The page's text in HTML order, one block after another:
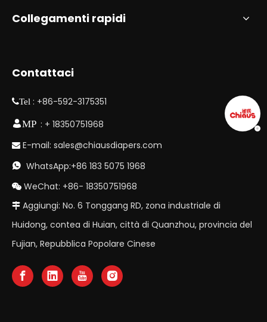
Collegamenti rapidi
Contattaci
Tel : +86-592-3175351
MP : + 18350751968
 E-mail: sales@chiausdiapers.com
 WhatsApp:+86 183 5075 1968
 WeChat: +86- 18350751968
 Aggiungi: No. 6 Tonggang RD, zona industriale di
Huidong, contea di Huian, città di Quanzhou, provincia del
Fujian, Repubblica Popolare Cinese